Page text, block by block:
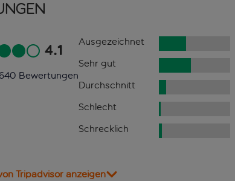
4.1
Bewertungen
Ausgezeichnet
Sehr gut
Durchschnitt
Schlecht
Schrecklich
Tripadvisor anzeigen